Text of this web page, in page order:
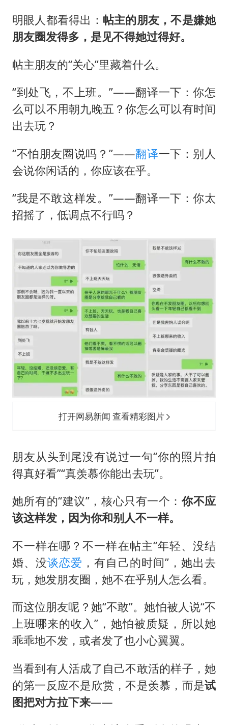
明眼人都看得出： 帖主的朋友，不是嫌她
朋友圈发得多，是见不得她过得好。
帖主朋友的“关心”里藏着什么。
“到处飞，不上班。”——翻译一下：你怎
么可以不用朝九晚五？你怎么可以有时间
出去玩？
“不怕朋友圈说吗？”——翻译一下：别人
会说你闲话的，你应该在乎。
“我是不敢这样发。”——翻译一下：你太
招摇了，低调点不行吗？
打开网易新闻 查看精彩图片
朋友从头到尾没有说过一句“你的照片拍
得真好看”“真羡慕你能出去玩”。
她所有的“建议”，核心只有一个：你不应
该这样发，因为你和别人不一样。
不一样在哪？不一样在帖主“年轻、没结
婚、没谈恋爱 ，有自己的时间”，她出去
玩，她发朋友圈，她不在乎别人怎么看。
而这位朋友呢？她“不敢”。她怕被人说“不
上班哪来的收入”，她怕被质疑，所以她
乖乖地不发，或者发了也小心翼翼。
当看到有人活成了自己不敢活的样子，她
的第一反应不是欣赏，不是羡慕，而是试
图把对方拉下来——